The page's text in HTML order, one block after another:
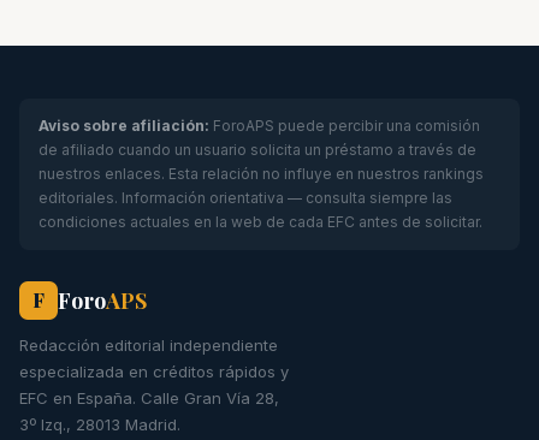
Aviso sobre afiliación: ForoAPS puede percibir una comisión
de afiliado cuando un usuario solicita un préstamo a través de
nuestros enlaces. Esta relación no influye en nuestros rankings
editoriales. Información orientativa — consulta siempre las
condiciones actuales en la web de cada EFC antes de solicitar.
F ForoAPS
Redacción editorial independiente
especializada en créditos rápidos y
EFC en España. Calle Gran Vía 28,
3º Izq., 28013 Madrid.